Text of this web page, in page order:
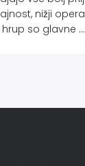
nižji
so glavne ...